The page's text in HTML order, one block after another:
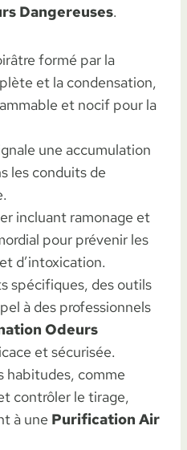
Dangereuses.
formé par la
et la condensation,
et nocif pour la
une accumulation
les conduits de
incluant ramonage et
pour prévenir les
d’intoxication.
spécifiques, des outils
à des professionnels
Odeurs
et sécurisée.
habitudes, comme
contrôler le tirage,
à une Purification Air